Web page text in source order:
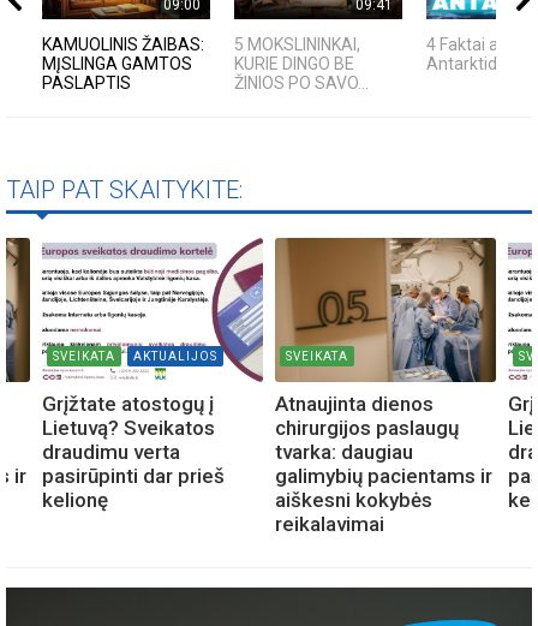
09:00
KAMUOLINIS ŽAIBAS:
MĮSLINGA GAMTOS
PASLAPTIS
09:41
5 MOKSLININKAI,
KURIE DINGO BE
ŽINIOS PO SAVO...
4 Faktai apie
Antarktidą
TAIP PAT SKAITYKITE:
ir
SVEIKATA AKTUALIJOS
Grįžtate atostogų į
Lietuvą? Sveikatos
draudimu verta
pasirūpinti dar prieš
kelionę
SVEIKATA
Atnaujinta dienos
chirurgijos paslaugų
tvarka: daugiau
galimybių pacientams ir
aiškesni kokybės
reikalavimai